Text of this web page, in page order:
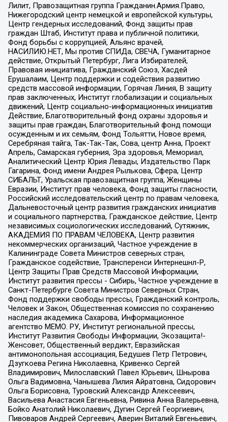
Лилит, Правозащитная группа Гражданин.Армия.Право,
Нижегородский центр немецкой и европейской культуры,
Центр гендерных исследований, Фонд защиты прав
граждан Штаб, Институт права и публичной политики,
Фонд борьбы с коррупцией, Альянс врачей,
НАСИЛИЮ.НЕТ, Мы против СПИДа, СВЕЧА, Гуманитарное
действие, Открытый Петербург, Лига Избирателей,
Правовая инициатива, Гражданский Союз, Хасдей
Ерушалаим, Центр поддержки и содействия развитию
средств массовой информации, Горячая Линия, В защиту
прав заключенных, Институт глобализации и социальных
движений, Центр социально-информационных инициатив
Действие, Благотворительный фонд охраны здоровья и
защиты прав граждан, Благотворительный фонд помощи
осужденным и их семьям, Фонд Тольятти, Новое время,
Серебряная тайга, Так-Так-Так, Сова, центр Анна, Проект
Апрель, Самарская губерния, Эра здоровья, Мемориал,
Аналитический Центр Юрия Левады, Издательство Парк
Гагарина, Фонд имени Андрея Рылькова, Сфера, Центр
СИБАЛЬТ, Уральская правозащитная группа, Женщины
Евразии, Институт прав человека, Фонд защиты гласности,
Российский исследовательский центр по правам человека,
Дальневосточный центр развития гражданских инициатив
и социального партнерства, Гражданское действие, Центр
независимых социологических исследований, Сутяжник,
АКАДЕМИЯ ПО ПРАВАМ ЧЕЛОВЕКА, Центр развития
некоммерческих организаций, Частное учреждение в
Калининграде Совета Министров северных стран,
Гражданское содействие, Трансперенси Интернешнл-Р,
Центр Защиты Прав Средств Массовой Информации,
Институт развития прессы - Сибирь, Частное учреждение в
Санкт-Петербурге Совета Министров Северных Стран,
Фонд поддержки свободы прессы, Гражданский контроль,
Человек и Закон, Общественная комиссия по сохранению
наследия академика Сахарова, Информационное
агентство МЕМО. РУ, Институт региональной прессы,
Институт Развития Свободы Информации, Экозащита!-
Женсовет, Общественный вердикт, Евразийская
антимонопольная ассоциация, Бедушев Петр Петрович,
Дзугкоева Регина Николаевна, Кривенко Сергей
Владимирович, Милославский Павел Юрьевич, Шнырова
Ольга Вадимовна, Чанышева Лилия Айратовна, Сидорович
Ольга Борисовна, Туровский Александр Алексеевич,
Васильева Анастасия Евгеньевна, Ривина Анна Валерьевна,
Бойко Анатолий Николаевич, Дугин Сергей Георгиевич,
Пивоваров Андрей Сергеевич, Аверин Виталий Евгеньевич,